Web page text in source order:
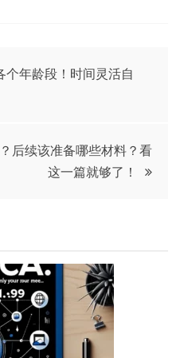
年龄段！时间灵活自
后续该准备哪些材料？看
这一篇就够了！